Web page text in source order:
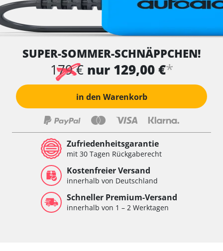
SUPER-SOMMER-SCHNÄPPCHEN!
179 € nur 129,00 €*
in den Warenkorb
Zufriedenheitsgarantie
mit 30 Tagen Rückgaberecht
Kostenfreier Versand
innerhalb von Deutschland
Schneller Premium-Versand
innerhalb von 1 – 2 Werktagen